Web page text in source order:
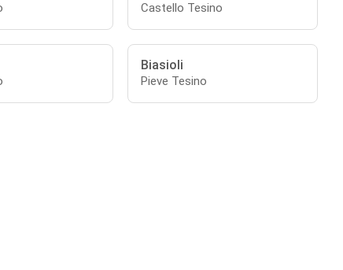
Castello Tesino
Biasioli
Pieve Tesino